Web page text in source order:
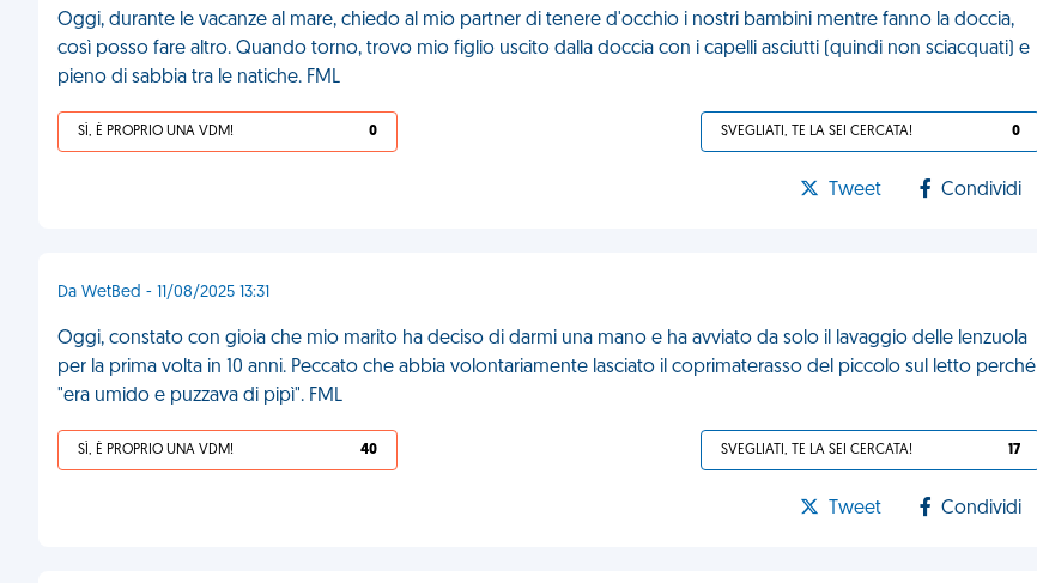
Oggi, durante le vacanze al mare, chiedo al mio partner di tenere d'occhio i nostri bambini mentre fanno la doccia,
così posso fare altro. Quando torno, trovo mio figlio uscito dalla doccia con i capelli asciutti (quindi non sciacquati) e
pieno di sabbia tra le natiche. FML
SÌ, È PROPRIO UNA VDM! 0 SVEGLIATI, TE LA SEI CERCATA! 0
Tweet Condividi
Da WetBed - 11/08/2025 13:31
Oggi, constato con gioia che mio marito ha deciso di darmi una mano e ha avviato da solo il lavaggio delle lenzuola
per la prima volta in 10 anni. Peccato che abbia volontariamente lasciato il coprimaterasso del piccolo sul letto perché
"era umido e puzzava di pipì". FML
SÌ, È PROPRIO UNA VDM! 40 SVEGLIATI, TE LA SEI CERCATA! 17
Tweet Condividi